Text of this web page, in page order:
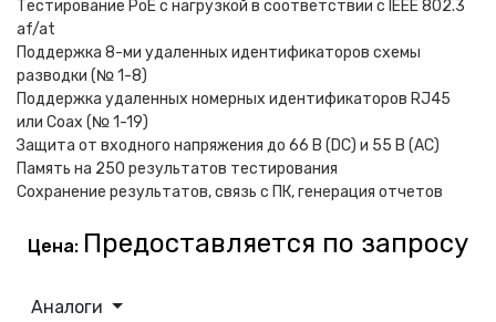
Тестирование PoE с нагрузкой в соответствии с IEEE 802.3
af/at
Поддержка 8-ми удаленных идентификаторов схемы
разводки (№ 1-8)
Поддержка удаленных номерных идентификаторов RJ45
или Coax (№ 1-19)
Защита от входного напряжения до 66 В (DC) и 55 В (AC)
Память на 250 результатов тестирования
Сохранение результатов, связь с ПК, генерация отчетов
Цена: Предоставляется по запросу
Аналоги